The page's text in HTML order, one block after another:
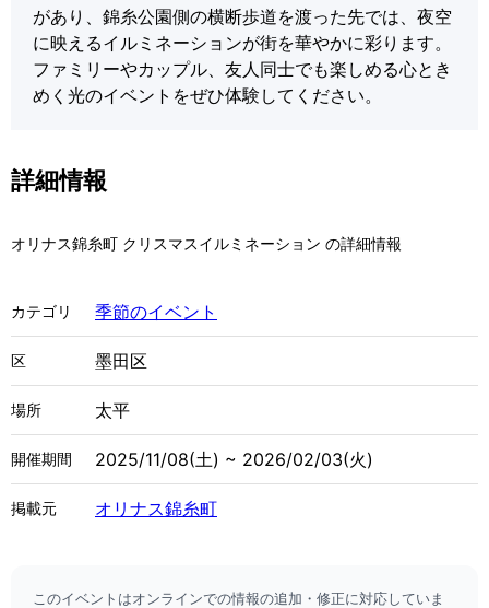
があり、錦糸公園側の横断歩道を渡った先では、夜空
に映えるイルミネーションが街を華やかに彩ります。
ファミリーやカップル、友人同士でも楽しめる心とき
めく光のイベントをぜひ体験してください。
詳細情報
オリナス錦糸町 クリスマスイルミネーション の詳細情報
カテゴリ 季節のイベント
区 墨田区
場所 太平
開催期間 2025/11/08(土) ~ 2026/02/03(火)
掲載元 オリナス錦糸町
このイベントはオンラインでの情報の追加・修正に対応していま